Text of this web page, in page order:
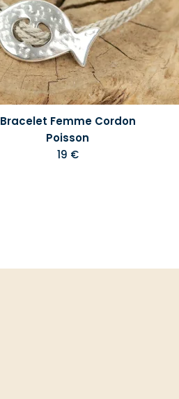
Bracelet Femme Cordon
Poisson
19 €